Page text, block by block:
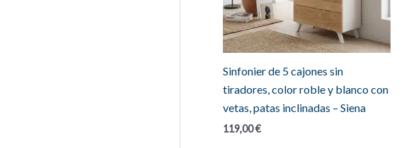
Sinfonier de 5 cajones sin
tiradores, color roble y blanco con
vetas, patas inclinadas – Siena
119,00€